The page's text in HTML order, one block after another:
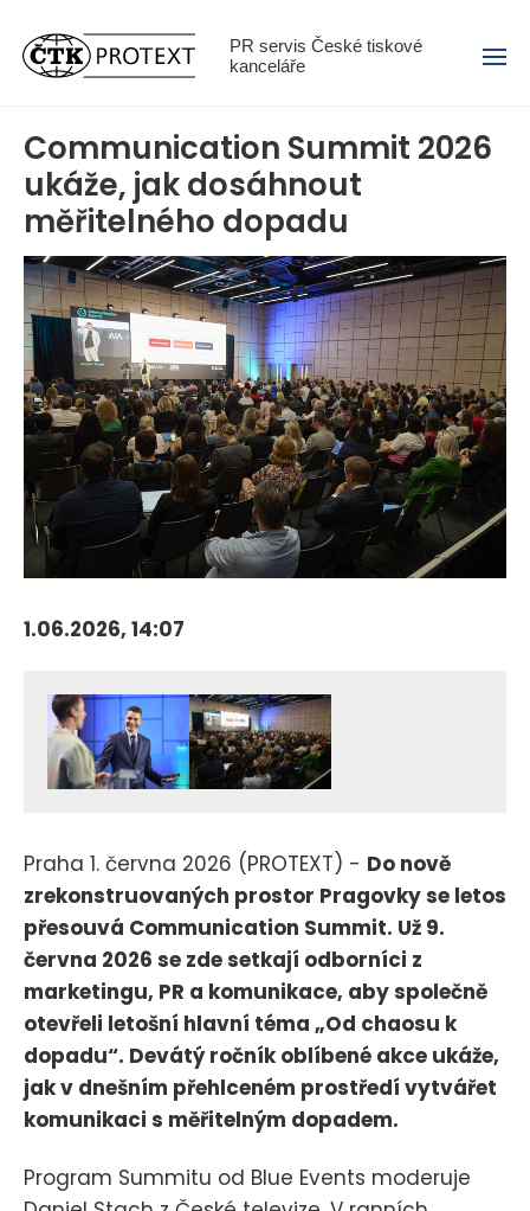
PR servis České tiskové
kanceláře
Menu
Communication Summit 2026
ukáže, jak dosáhnout
měřitelného dopadu
1.06.2026, 14:07
Praha 1. června 2026 (PROTEXT) - Do nově
zrekonstruovaných prostor Pragovky se letos
přesouvá Communication Summit. Už 9.
června 2026 se zde setkají odborníci z
marketingu, PR a komunikace, aby společně
otevřeli letošní hlavní téma „Od chaosu k
dopadu“. Devátý ročník oblíbené akce ukáže,
jak v dnešním přehlceném prostředí vytvářet
komunikaci s měřitelným dopadem.
Program Summitu od Blue Events moderuje